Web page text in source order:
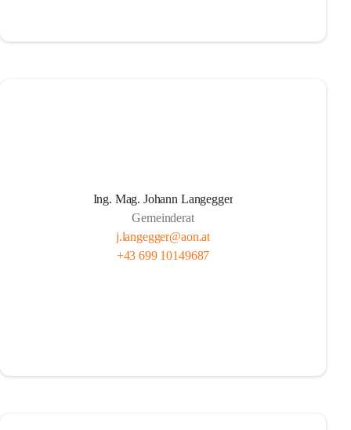
Ing. Mag. Johann Langegger
Gemeinderat
j.langegger@aon.at
+43 699 10149687